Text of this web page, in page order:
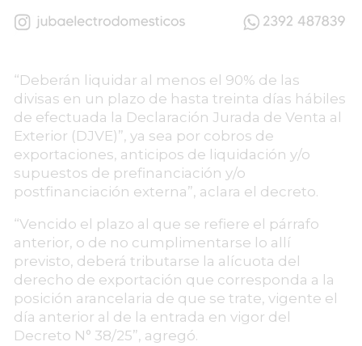
“Deberán liquidar al menos el 90% de las
divisas en un plazo de hasta treinta días hábiles
de efectuada la Declaración Jurada de Venta al
Exterior (DJVE)”, ya sea por cobros de
exportaciones, anticipos de liquidación y/o
supuestos de prefinanciación y/o
postfinanciación externa”, aclara el decreto.
“Vencido el plazo al que se refiere el párrafo
anterior, o de no cumplimentarse lo allí
previsto, deberá tributarse la alícuota del
derecho de exportación que corresponda a la
posición arancelaria de que se trate, vigente el
día anterior al de la entrada en vigor del
Decreto N° 38/25”, agregó.